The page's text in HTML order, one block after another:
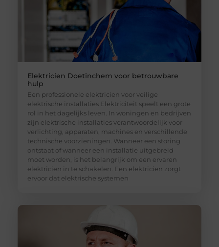
Elektricien Doetinchem voor betrouwbare
hulp
Een professionele elektricien voor veilige
elektrische installaties Elektriciteit speelt een grote
rol in het dagelijks leven. In woningen en bedrijven
zijn elektrische installaties verantwoordelijk voor
verlichting, apparaten, machines en verschillende
technische voorzieningen. Wanneer een storing
ontstaat of wanneer een installatie uitgebreid
moet worden, is het belangrijk om een ervaren
elektricien in te schakelen. Een elektricien zorgt
ervoor dat elektrische systemen